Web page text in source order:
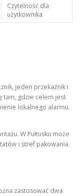
Czytelność dla
użytkownika
jeden przekaźnik i
tam, gdzie celem jest
lokalnego alarmu.
W Pułtusku może
i stref pakowania.
zastosować dwa